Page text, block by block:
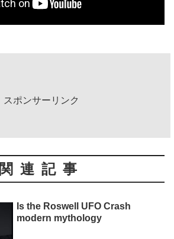
スポンサーリンク
関連記事
Is the Roswell UFO Crash
modern mythology